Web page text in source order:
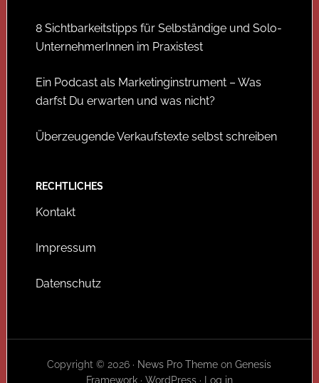
8 Sichtbarkeitstipps für Selbständige und Solo-
UnternehmerInnen im Praxistest
Ein Podcast als Marketinginstrument – Was
darfst Du erwarten und was nicht?
Überzeugende Verkaufstexte selbst schreiben
RECHTLICHES
Kontakt
Impressum
Datenschutz
Copyright © 2026 · News Pro Theme onGenesis
Framework· WordPress· Log in